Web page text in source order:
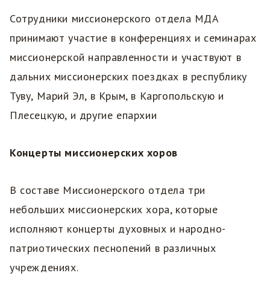
Сотрудники миссионерского отдела МДА
принимают участие в конференциях и семинарах
миссионерской направленности и участвуют в
дальних миссионерских поездках в республику
Туву, Марий Эл, в Крым, в Каргопольскую и
Плесецкую, и другие епархии
Концерты миссионерских хоров
В составе Миссионерского отдела три
небольших миссионерских хора, которые
исполняют концерты духовных и народно-
патриотических песнопений в различных
учреждениях.